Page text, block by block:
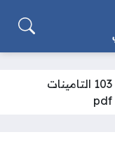
نموذج 103 التامينات